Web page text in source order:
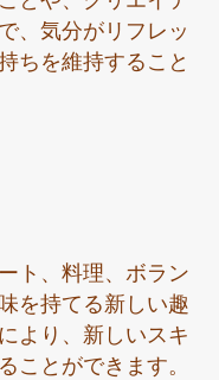
、気分がリフレッ
ちを維持すること
ト、料理、ボラン
を持てる新しい趣
より、新しいスキ
ことができます。